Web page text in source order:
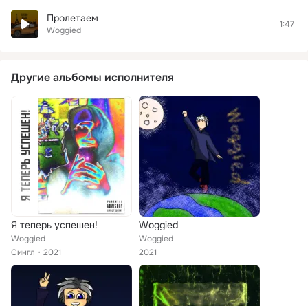
Пролетаем
Woggied
1:47
Другие альбомы исполнителя
Я теперь успешен!
Woggied
Сингл
2021
Woggied
Woggied
2021